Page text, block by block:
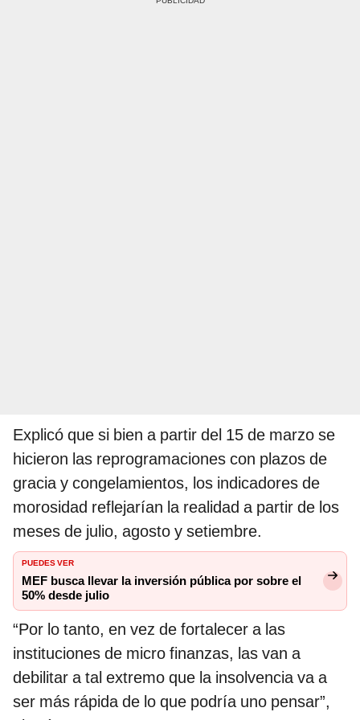
Explicó que si bien a partir del 15 de marzo se
hicieron las reprogramaciones con plazos de
gracia y congelamientos, los indicadores de
morosidad reflejarían la realidad a partir de los
meses de julio, agosto y setiembre.
PUEDES VER
MEF busca llevar la inversión pública por sobre el
50% desde julio
“Por lo tanto, en vez de fortalecer a las
instituciones de micro finanzas, las van a
debilitar a tal extremo que la insolvencia va a
ser más rápida de lo que podría uno pensar”,